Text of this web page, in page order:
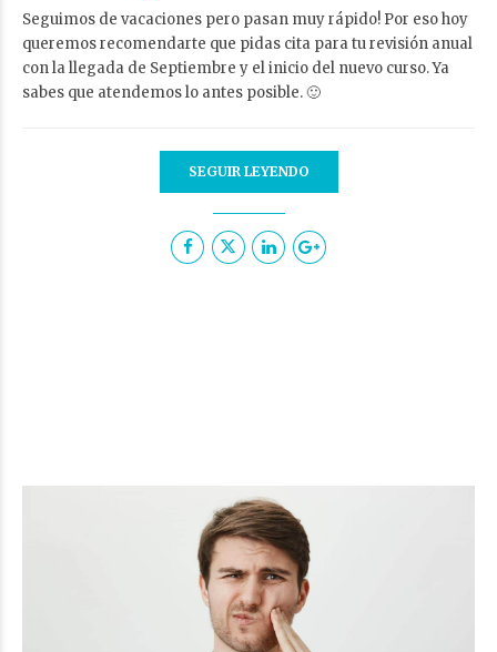
Seguimos de vacaciones pero pasan muy rápido! Por eso hoy
queremos recomendarte que pidas cita para tu revisión anual
con la llegada de Septiembre y el inicio del nuevo curso. Ya
sabes que atendemos lo antes posible. 🙂
SEGUIR LEYENDO